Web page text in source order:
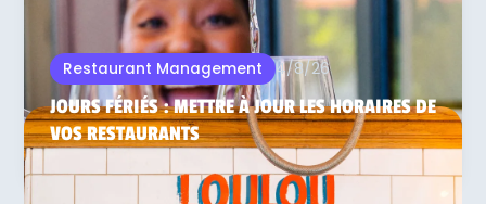
Restaurant Management 4/8/26
JOURS FÉRIÉS : METTRE À JOUR LES HORAIRES DE
VOS RESTAURANTS